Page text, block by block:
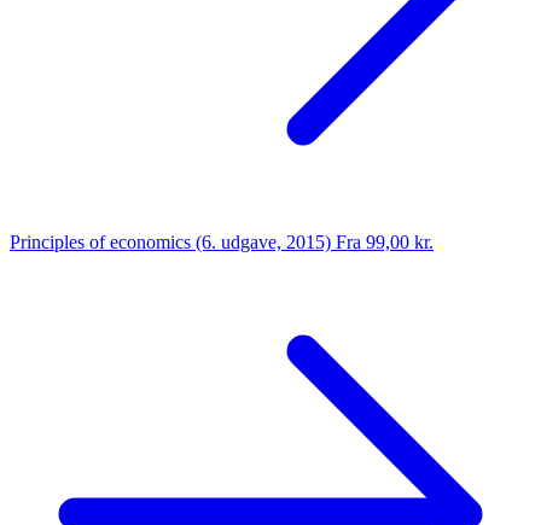
Principles of economics (6. udgave, 2015) Fra 99,00 kr.